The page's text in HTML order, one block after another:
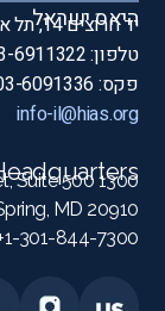
היאס ישראל
יד חרוצים 14, תל אביב 6770007
טלפון: 03-6911322
פקס: 03-6091336
info-il@hias.org
1300 Spring Street, Suite 500
MD 20910
1-301-844-7300+